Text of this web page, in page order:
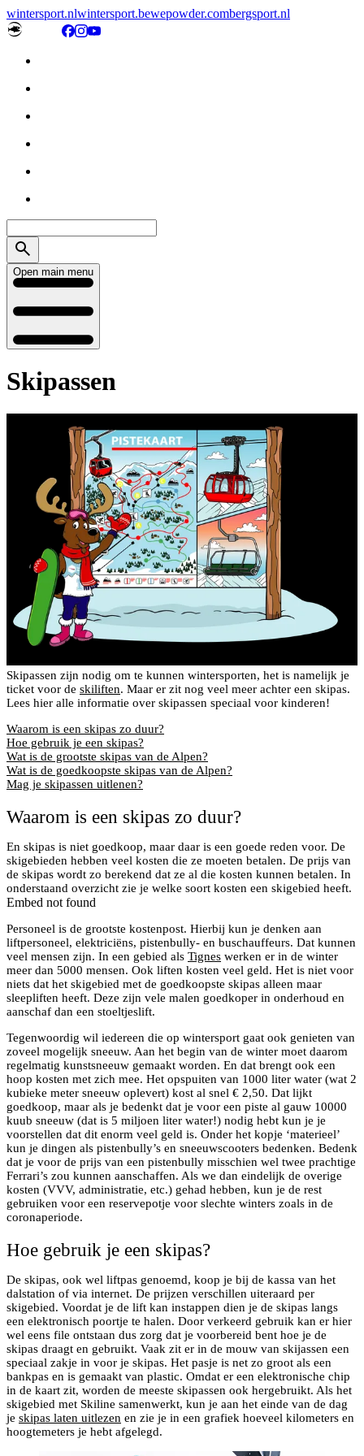
wintersport.nlwintersport.bewepowder.combergsport.nl
Open main menu
Skipassen
Skipassen zijn nodig om te kunnen wintersporten, het is namelijk je
ticket voor de skiliften. Maar er zit nog veel meer achter een skipas.
Lees hier alle informatie over skipassen speciaal voor kinderen!
Waarom is een skipas zo duur?
Hoe gebruik je een skipas?
Wat is de grootste skipas van de Alpen?
Wat is de goedkoopste skipas van de Alpen?
Mag je skipassen uitlenen?
Waarom is een skipas zo duur?
En skipas is niet goedkoop, maar daar is een goede reden voor. De
skigebieden hebben veel kosten die ze moeten betalen. De prijs van
de skipas wordt zo berekend dat ze al die kosten kunnen betalen. In
onderstaand overzicht zie je welke soort kosten een skigebied heeft.
Embed not found
Personeel is de grootste kostenpost. Hierbij kun je denken aan
liftpersoneel, elektriciëns, pistenbully- en buschauffeurs. Dat kunnen
veel mensen zijn. In een gebied als Tignes werken er in de winter
meer dan 5000 mensen. Ook liften kosten veel geld. Het is niet voor
niets dat het skigebied met de goedkoopste skipas alleen maar
sleepliften heeft. Deze zijn vele malen goedkoper in onderhoud en
aanschaf dan een stoeltjeslift.
Tegenwoordig wil iedereen die op wintersport gaat ook genieten van
zoveel mogelijk sneeuw. Aan het begin van de winter moet daarom
regelmatig kunstsneeuw gemaakt worden. En dat brengt ook een
hoop kosten met zich mee. Het opspuiten van 1000 liter water (wat 2
kubieke meter sneeuw oplevert) kost al snel € 2,50. Dat lijkt
goedkoop, maar als je bedenkt dat je voor een piste al gauw 10000
kuub sneeuw (dat is 5 miljoen liter water!) nodig hebt kun je je
voorstellen dat dit enorm veel geld is. Onder het kopje ‘materieel’
kun je dingen als pistenbully’s en sneeuwscooters bedenken. Bedenk
dat je voor de prijs van een pistenbully misschien wel twee prachtige
Ferrari’s zou kunnen aanschaffen. Als we dan eindelijk de overige
kosten (VVV, administratie, etc.) gehad hebben, kun je de rest
gebruiken voor een reservepotje voor slechte winters zoals in de
coronaperiode.
Hoe gebruik je een skipas?
De skipas, ook wel liftpas genoemd, koop je bij de kassa van het
dalstation of via internet. De prijzen verschillen uiteraard per
skigebied. Voordat je de lift kan instappen dien je de skipas langs
een elektronisch poortje te halen. Door verkeerd gebruik kan er hier
wel eens file ontstaan dus zorg dat je voorbereid bent hoe je de
skipas draagt en gebruikt. Vaak zit er in de mouw van skijassen een
speciaal zakje in voor je skipas. Het pasje is net zo groot als een
bankpas en is gemaakt van plastic. Omdat er een elektronische chip
in de kaart zit, worden de meeste skipassen ook hergebruikt. Als het
skigebied met Skiline samenwerkt, kun je aan het einde van de dag
je skipas laten uitlezen en zie je in een grafiek hoeveel kilometers en
hoogtemeters je hebt afgelegd.